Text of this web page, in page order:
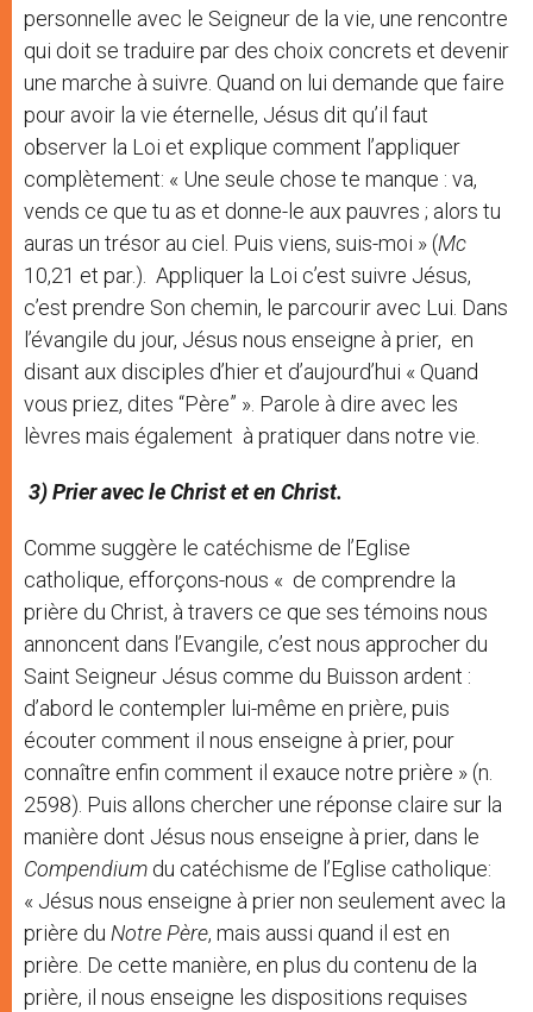
personnelle avec le Seigneur de la vie, une rencontre
qui doit se traduire par des choix concrets et devenir
une marche à suivre. Quand on lui demande que faire
pour avoir la vie éternelle, Jésus dit qu’il faut
observer la Loi et explique comment l’appliquer
complètement: « Une seule chose te manque : va,
vends ce que tu as et donne-le aux pauvres ; alors tu
auras un trésor au ciel. Puis viens, suis-moi » (Mc
10,21 et par.). Appliquer la Loi c’est suivre Jésus,
c’est prendre Son chemin, le parcourir avec Lui. Dans
l’évangile du jour, Jésus nous enseigne à prier, en
disant aux disciples d’hier et d’aujourd’hui « Quand
vous priez, dites “Père” ». Parole à dire avec les
lèvres mais également à pratiquer dans notre vie.
3) Prier avec le Christ et en Christ.
Comme suggère le catéchisme de l’Eglise
catholique, efforçons-nous « de comprendre la
prière du Christ, à travers ce que ses témoins nous
annoncent dans l’Evangile, c’est nous approcher du
Saint Seigneur Jésus comme du Buisson ardent :
d’abord le contempler lui-même en prière, puis
écouter comment il nous enseigne à prier, pour
connaître enfin comment il exauce notre prière » (n.
2598). Puis allons chercher une réponse claire sur la
manière dont Jésus nous enseigne à prier, dans le
Compendium du catéchisme de l’Eglise catholique:
« Jésus nous enseigne à prier non seulement avec la
prière du Notre Père, mais aussi quand il est en
prière. De cette manière, en plus du contenu de la
prière, il nous enseigne les dispositions requises